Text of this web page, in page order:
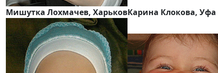
Мишутка Лохмачев, ХарьковКарина Клокова, Уфа